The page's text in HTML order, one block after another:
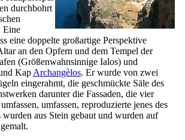
durchbohrt
Eine
eine doppelte großartige Perspektive
an den Opfern und dem Tempel der
(Größenwahnsinnige Ialos) und
Kap Archangèlos. Er wurde von zwei
eingerahmt, die geschmückte Säle des
darunter die Fassaden, die vier
umfassen, reproduzierte jenes des
wurden aus Stein gebaut und wurden auf